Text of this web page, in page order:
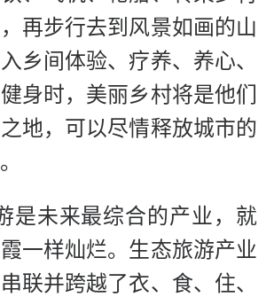
再步行去到风景如画的山
乡间体验、疗养、养心、
身时，美丽乡村将是他们
地，可以尽情释放城市的
是未来最综合的产业，就
一样灿烂。生态旅游产业
联并跨越了衣、食、住、